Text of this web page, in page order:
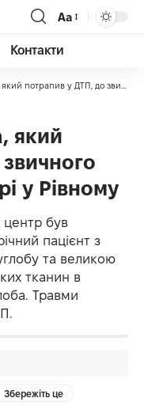
Аа
Контакти
ДТП, до звичного способу життя лікарі у Рівному
який
у Рівному
центр був
пацієнт з
та великою
тканин в
Травми